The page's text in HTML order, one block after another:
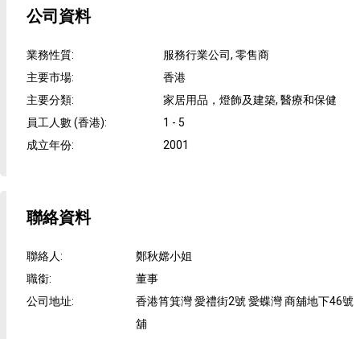
公司資料
業務性質:
服務行業公司, 零售商
主要市場:
香港
主要分類:
家居用品，燈飾及建築, 醫療和保健
員工人數 (香港):
1 - 5
成立年份: 2001
聯絡資料
聯絡人:
鄭秋嫦小姐
職銜:
董事
公司地址:
香港筲箕灣 愛禮街2號 愛蝶灣 商舖地下46號
舖